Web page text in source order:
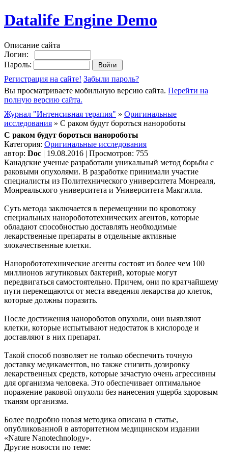
Datalife Engine Demo
Описание сайта
Логин:
Пароль:
Регистрация на сайте! Забыли пароль?
Вы просматриваете мобильную версию сайта. Перейти на
полную версию сайта.
Журнал "Интенсивная терапия" » Оригинальные
исследования » С раком будут бороться нанороботы
С раком будут бороться нанороботы
Категория: Оригинальные исследования
автор: Doc | 19.08.2016 | Просмотров: 755
Канадские ученые разработали уникальный метод борьбы с
раковыми опухолями. В разработке принимали участие
специалисты из Политехнического университета Монреаля,
Монреальского университета и Университета Макгилла.
Суть метода заключается в перемещении по кровотоку
специальных наноробототехнических агентов, которые
обладают способностью доставлять необходимые
лекарственные препараты в отдельные активные
злокачественные клетки.
Наноробототехнические агенты состоят из более чем 100
миллионов жгутиковых бактерий, которые могут
передвигаться самостоятельно. Причем, они по кратчайшему
пути перемещаются от места введения лекарства до клеток,
которые должны поразить.
После достижения нанороботов опухоли, они выявляют
клетки, которые испытывают недостаток в кислороде и
доставляют в них препарат.
Такой способ позволяет не только обеспечить точную
доставку медикаментов, но также снизить дозировку
лекарственных средств, которые зачастую очень агрессивны
для организма человека. Это обеспечивает оптимальное
поражение раковой опухоли без нанесения ущерба здоровым
тканям организма.
Более подробно новая методика описана в статье,
опубликованной в авторитетном медицинском издании
«Nature Nanotechnology».
Другие новости по теме: